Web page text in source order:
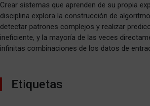
Crear sistemas que aprenden de su propia
disciplina explora la construcción de
detectar patrones complejos y realizar
ineficiente, y la mayoría de las veces
infinitas combinaciones de los datos de
Etiquetas